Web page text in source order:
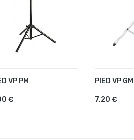
VP PM
€
AJOUTER AU PANIER PIED VP GM
7,20 €